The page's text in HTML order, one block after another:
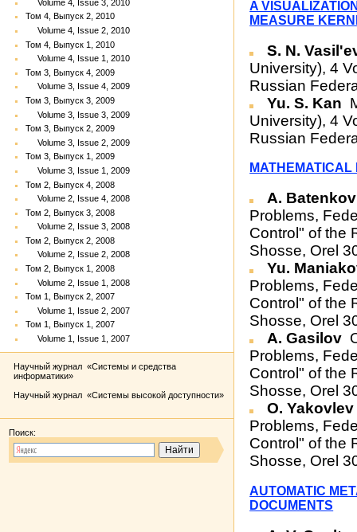
Volume 4, Issue 3, 2010
Том 4, Выпуск 2, 2010
Volume 4, Issue 2, 2010
Том 4, Выпуск 1, 2010
Volume 4, Issue 1, 2010
Том 3, Выпуск 4, 2009
Volume 3, Issue 4, 2009
Том 3, Выпуск 3, 2009
Volume 3, Issue 3, 2009
Том 3, Выпуск 2, 2009
Volume 3, Issue 2, 2009
Том 3, Выпуск 1, 2009
Volume 3, Issue 1, 2009
Том 2, Выпуск 4, 2008
Volume 2, Issue 4, 2008
Том 2, Выпуск 3, 2008
Volume 2, Issue 3, 2008
Том 2, Выпуск 2, 2008
Volume 2, Issue 2, 2008
Том 2, Выпуск 1, 2008
Volume 2, Issue 1, 2008
Том 1, Выпуск 2, 2007
Volume 1, Issue 2, 2007
Том 1, Выпуск 1, 2007
Volume 1, Issue 1, 2007
Научный журнал «Системы и средства
информатики»
Научный журнал «Системы высокой доступности»
Поиск:
A
MEASURE
S. N.
University), 4
Russian
Yu. S. Kan
University), 4
Russian
A.
Problems,
Control" of the
Shosse, Orel
Yu.
Problems,
Control" of the
Shosse, Orel
A. Gasilov
Problems,
Control" of the
Shosse, Orel
O.
Problems,
Control" of the
Shosse, Orel
AUTOMATIC
DOCUMENTS